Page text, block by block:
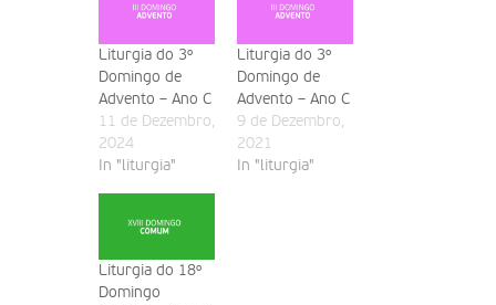
Liturgia do 3º
Domingo de
Advento – Ano C
11 de Dezembro,
2024
In "liturgia"
Liturgia do 3º
Domingo de
Advento – Ano C
9 de Dezembro,
2021
In "liturgia"
Liturgia do 18º
Domingo